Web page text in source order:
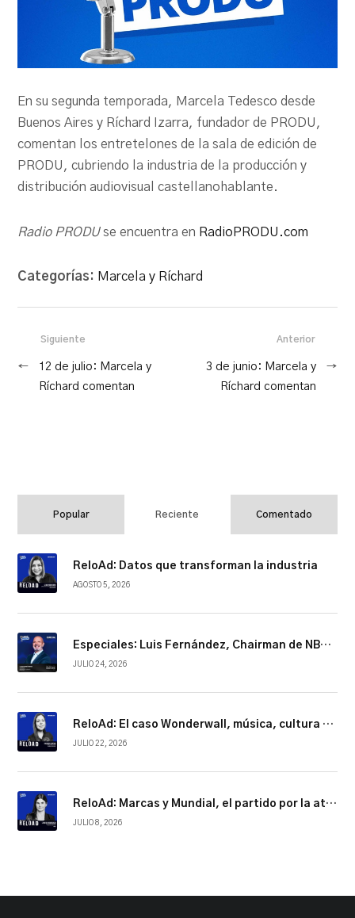
En su segunda temporada, Marcela Tedesco desde
Buenos Aires y Ríchard Izarra, fundador de PRODU,
comentan los entretelones de la sala de edición de
PRODU, cubriendo la industria de la producción y
distribución audiovisual castellanohablante.
Radio PRODUse encuentra en RadioPRODU.com
Categorías: Marcela y Ríchard
Anterior
3 de junio: Marcela y
Ríchard comentan
→
Siguiente
←
12 de julio: Marcela y
Ríchard comentan
Popular Reciente Comentado
ReloAd: Datos que transforman la industria
AGOSTO 5, 2026
Especiales: Luis Fernández, Chairman de NBCUniversal Telemundo Enterprises
JULIO 24, 2026
ReloAd: El caso Wonderwall, música, cultura y conexión
JULIO 22, 2026
ReloAd: Marcas y Mundial, el partido por la atención
JULIO 8, 2026